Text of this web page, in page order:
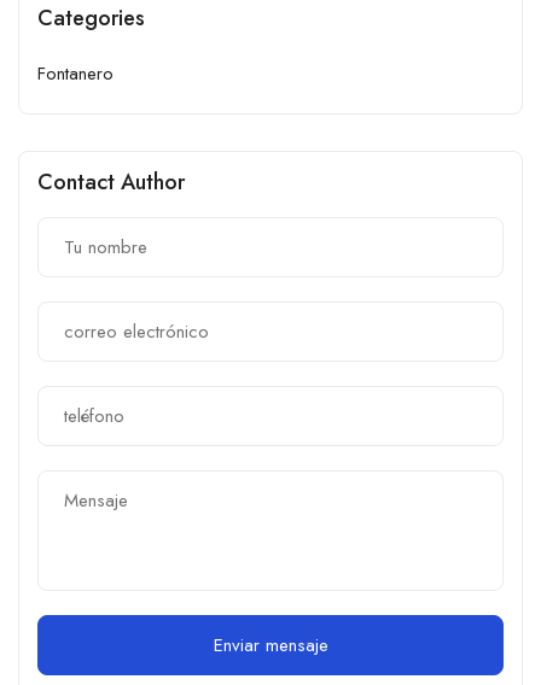
Categories
Fontanero
Contact Author
Enviar mensaje